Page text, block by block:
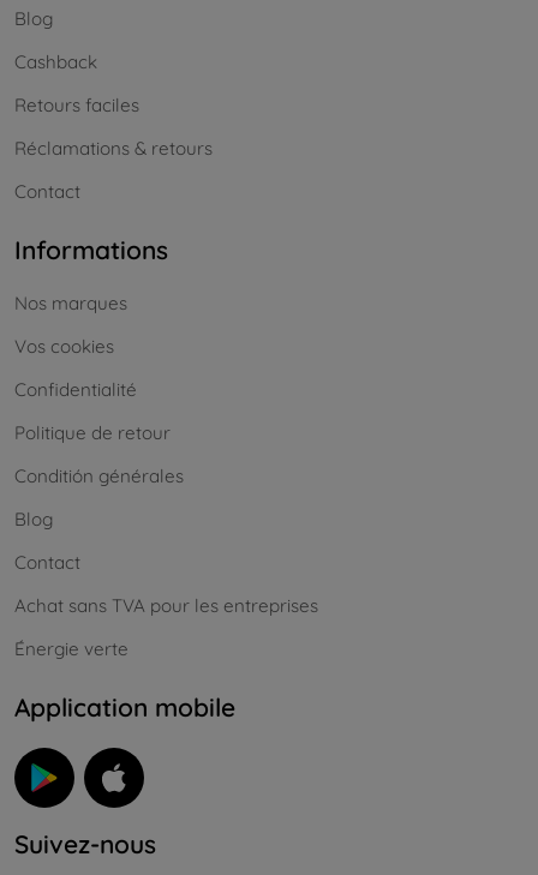
Blog
Cashback
Retours faciles
Réclamations & retours
Contact
Informations
Nos marques
Vos cookies
Confidentialité
Politique de retour
Conditión générales
Blog
Contact
Achat sans TVA pour les entreprises
Énergie verte
Application mobile
Suivez-nous